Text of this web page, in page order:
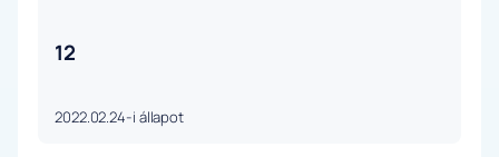
12
2022.02.24-i állapot